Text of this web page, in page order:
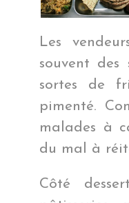
Les
souvent des
sortes de
pimenté.
malades à
du mal à
Côté